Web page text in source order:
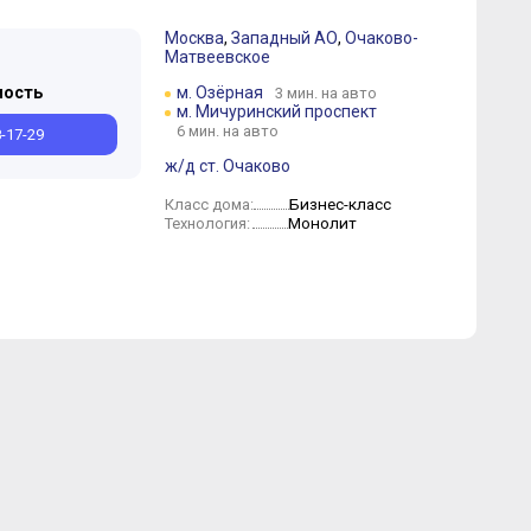
Июль Июнь
17-29
Москва, Западный АО, Очаково-
Матвеевское
м. Озёрная
3 мин. на авто
м. Мичуринский проспект
6 мин. на авто
ж/д ст. Очаково
Класс дома: Бизнес-класс
Технология: Монолит